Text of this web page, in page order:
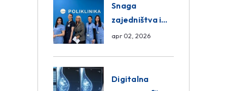
Snaga
zajedništva i
razmjena
Group
apr 02, 2026
Digitalna